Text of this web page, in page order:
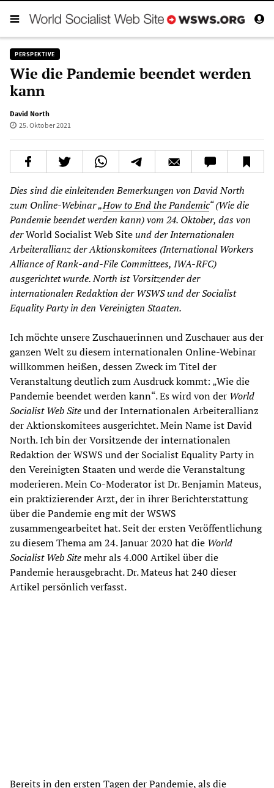
PERSPEKTIVE
Wie die Pandemie beendet werden
kann
David North
25. Oktober 2021
Dies sind die einleitenden Bemerkungen von David North
zum Online-Webinar „How to End the Pandemic“ (Wie die
Pandemie beendet werden kann) vom 24. Oktober, das von
derWorld Socialist Web Siteund der Internationalen
Arbeiterallianz der Aktionskomitees (International Workers
Alliance of Rank-and-File Committees, IWA-RFC)
ausgerichtet wurde. North ist Vorsitzender der
internationalen Redaktion der WSWS und der Socialist
Equality Party in den Vereinigten Staaten.
Ich möchte unsere Zuschauerinnen und Zuschauer aus der
ganzen Welt zu diesem internationalen Online-Webinar
willkommen heißen, dessen Zweck im Titel der
Veranstaltung deutlich zum Ausdruck kommt: „Wie die
Pandemie beendet werden kann“. Es wird von der World
Socialist Web Siteund der Internationalen Arbeiterallianz
der Aktionskomitees ausgerichtet. Mein Name ist David
North. Ich bin der Vorsitzende der internationalen
Redaktion der WSWS und der Socialist Equality Party in
den Vereinigten Staaten und werde die Veranstaltung
moderieren. Mein Co-Moderator ist Dr. Benjamin Mateus,
ein praktizierender Arzt, der in ihrer Berichterstattung
über die Pandemie eng mit der WSWS
zusammengearbeitet hat. Seit der ersten Veröffentlichung
zu diesem Thema am 24. Januar 2020 hat die World
Socialist Web Sitemehr als 4.000 Artikel über die
Pandemie herausgebracht. Dr. Mateus hat 240 dieser
Artikel persönlich verfasst.
Bereits in den ersten Tagen der Pandemie, als die